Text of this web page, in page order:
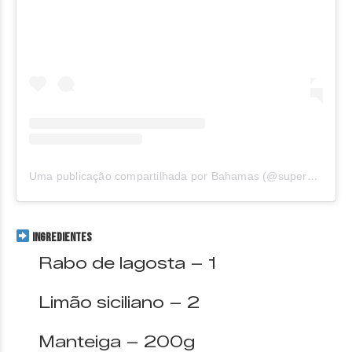
Uma publicação compartilhada por Bahamas (@supermercadosbahamas)
INGREDIENTES
Rabo de lagosta – 1
Limão siciliano – 2
Manteiga – 200g